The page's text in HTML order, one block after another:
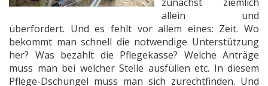
allein und
überfordert. Und es fehlt vor allem eines: Zeit. Wo
bekommt man schnell die notwendige Unterstützung
her? Was bezahlt die Pflegekasse? Welche Anträge
muss man bei welcher Stelle ausfüllen etc. In diesem
Pflege-Dschungel muss man sich zurechtfinden. Und